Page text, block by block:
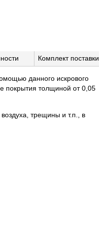
Комплект поставки
данного искрового
покрытия толщиной от 0,05
трещины и т.п., в